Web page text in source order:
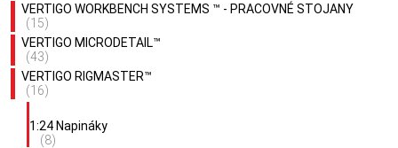
VERTIGO WORKBENCH SYSTEMS ™ - PRACOVNÉ STOJANY
(15)
VERTIGO MICRODETAIL™
(43)
VERTIGO RIGMASTER™
(16)
1:24 Napináky
(8)